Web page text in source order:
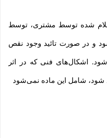
شده توسط مشتری، توسط
و در صورت تائید وجود نقص
مشمول ماده ۸-۱۴ می‏‌شود. اشکال‏‌های فنی که در اثر
شود، شامل این ماده نمی‌‏شود